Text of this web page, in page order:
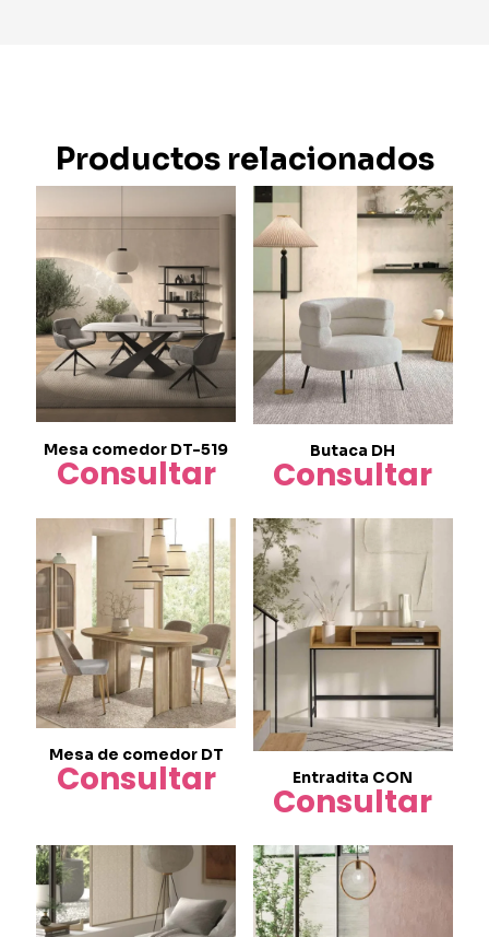
Productos relacionados
Mesa comedor DT-519
Consultar
Butaca DH
Consultar
Mesa de comedor DT
Consultar Entradita CON
Consultar